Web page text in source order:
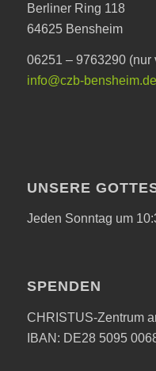
Berliner Ring 118
64625 Bensheim
06251 – 9763290 (nur
info@czb-bensheim.de
UNSERE
Jeden Sonntag um
SPENDEN
CHRISTUS-Zentrum
IBAN: DE28 5095